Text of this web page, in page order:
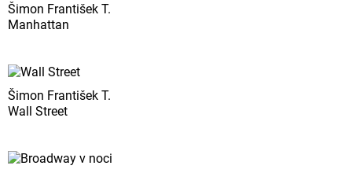
Šimon František T.
Manhattan
Šimon František T.
Wall Street